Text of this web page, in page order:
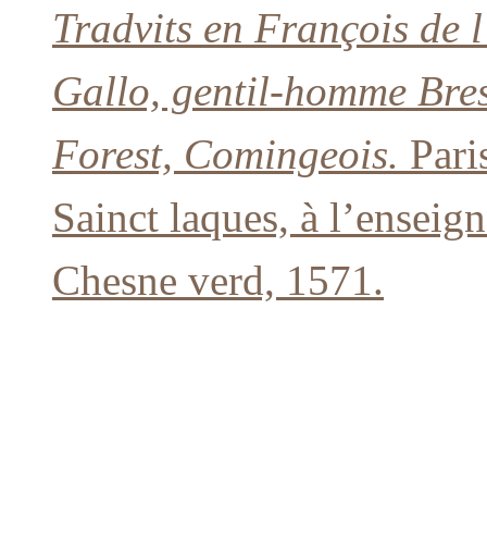
Tradvits en François de
Gallo, gentil-homme
Forest, Comingeois.
Sainct laques, à
Chesne verd, 1571.